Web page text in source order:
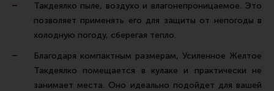
Такдеялко пыле, воздухо и влагонепроницаемое. Это
позволяет применять его для защиты от непогоды в
холодную погоду, сберегая тепло.
Благодаря компактным размерам, Усиленное Желтое
Такдеялко помещается в кулаке и практически не
занимает места. Оно идеально подойдет для вашей